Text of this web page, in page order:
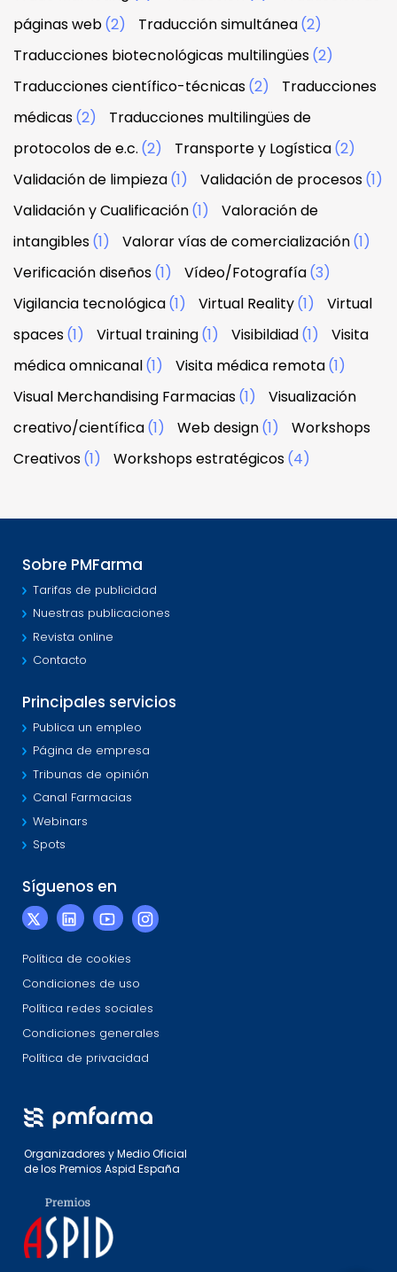
páginas web(2) Traducción simultánea(2)
Traducciones biotecnológicas multilingües(2)
Traducciones científico-técnicas(2)
Traducciones
médicas(2)
Traducciones multilingües de
protocolos de e.c. (2) Transporte y Logística(2)
Validación de limpieza(1) Validación de procesos(1)
Validación y Cualificación(1)
Valoración de
intangibles(1) Valorar vías de comercialización(1)
Verificación diseños(1) Vídeo/Fotografía(3)
Vigilancia tecnológica(1) Virtual Reality(1)
Virtual
spaces(1) Virtual training(1) Visibildiad(1)
Visita
médica omnicanal(1) Visita médica remota(1)
Visual Merchandising Farmacias(1)
Visualización
creativo/científica(1) Web design(1)
Workshops
Creativos(1) Workshops estratégicos(4)
Sobre PMFarma
Tarifas de publicidad
Nuestras publicaciones
Revista online
Contacto
Principales servicios
Publica un empleo
Página de empresa
Tribunas de opinión
Canal Farmacias
Webinars
Spots
Síguenos en
Política de cookies
Condiciones de uso
Política redes sociales
Condiciones generales
Política de privacidad
Organizadores y Medio Oficial
de los Premios Aspid España